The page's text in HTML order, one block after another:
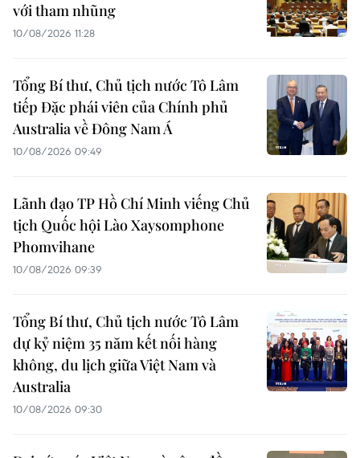
với tham nhũng
10/08/2026 11:28
Tổng Bí thư, Chủ tịch nước Tô Lâm
tiếp Đặc phái viên của Chính phủ
Australia về Đông Nam Á
10/08/2026 09:49
Lãnh đạo TP Hồ Chí Minh viếng Chủ
tịch Quốc hội Lào Xaysomphone
Phomvihane
10/08/2026 09:39
Tổng Bí thư, Chủ tịch nước Tô Lâm
dự kỷ niệm 35 năm kết nối hàng
không, du lịch giữa Việt Nam và
Australia
10/08/2026 09:30